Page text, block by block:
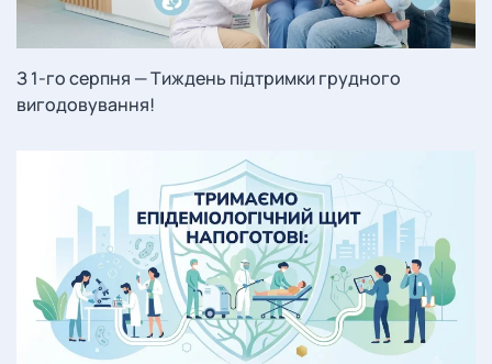
З 1-го серпня — Тиждень підтримки грудного
вигодовування!